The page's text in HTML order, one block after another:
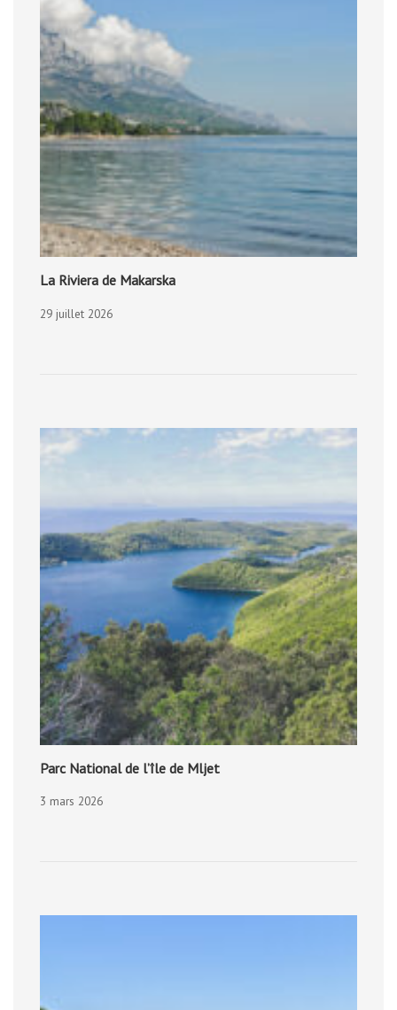
La Riviera de Makarska
29 juillet 2026
Parc National de l’île de Mljet
3 mars 2026